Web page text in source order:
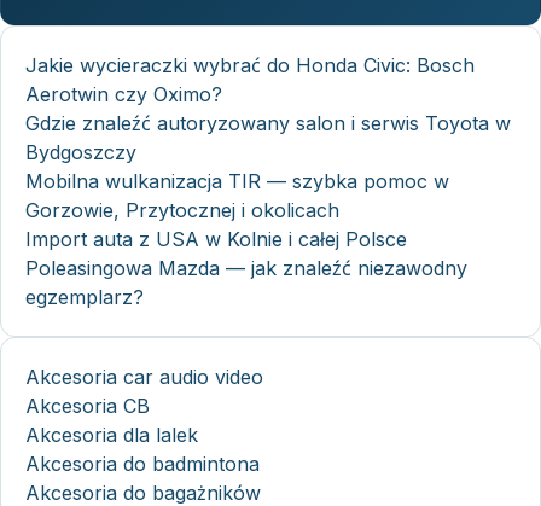
Jakie wycieraczki wybrać do Honda Civic: Bosch
Aerotwin czy Oximo?
Gdzie znaleźć autoryzowany salon i serwis Toyota w
Bydgoszczy
Mobilna wulkanizacja TIR — szybka pomoc w
Gorzowie, Przytocznej i okolicach
Import auta z USA w Kolnie i całej Polsce
Poleasingowa Mazda — jak znaleźć niezawodny
egzemplarz?
Akcesoria car audio video
Akcesoria CB
Akcesoria dla lalek
Akcesoria do badmintona
Akcesoria do bagażników